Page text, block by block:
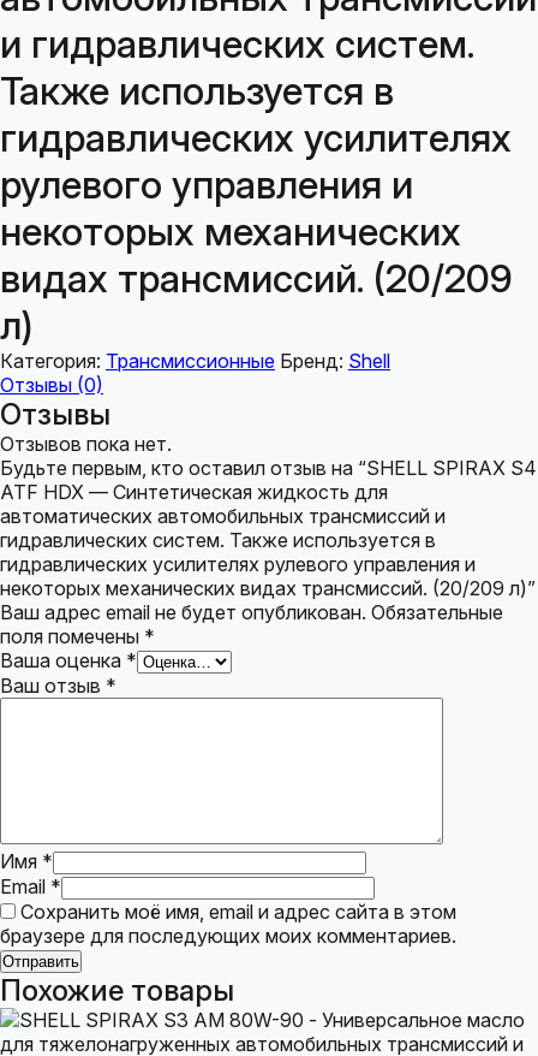
и гидравлических систем.
Также используется в
гидравлических усилителях
рулевого управления и
некоторых механических
видах трансмиссий. (20/209
л)
Категория: Трансмиссионные Бренд: Shell
Отзывы (0)
Отзывы
Отзывов пока нет.
Будьте первым, кто оставил отзыв на “SHELL SPIRAX S4
ATF HDX — Синтетическая жидкость для
автоматических автомобильных трансмиссий и
гидравлических систем. Также используется в
гидравлических усилителях рулевого управления и
некоторых механических видах трансмиссий. (20/209 л)”
Ваш адрес email не будет опубликован. Обязательные
поля помечены *
Ваша оценка *
Ваш отзыв *
Имя *
Email *
Сохранить моё имя, email и адрес сайта в этом
браузере для последующих моих комментариев.
Похожие товары